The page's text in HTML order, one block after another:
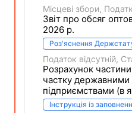
Місцеві збори
Звіт про обсяг
2026 р.
Роз'яснення
Податок відсутній
Розрахунок
частку державними
підприємствами (в
Інструкція із